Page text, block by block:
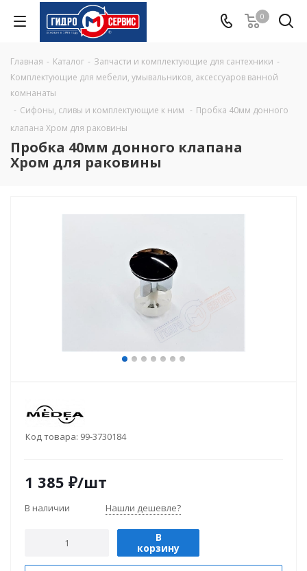
0
Главная - Каталог - Запчасти и комплектующие для сантехники -
Комплектующие для мебели, умывальников, аксессуаров ванной
комнанаты
- Сифоны, сливы и комплектующие к ним - Пробка 40мм донного
клапана Хром для раковины
Пробка 40мм донного клапана
Хром для раковины
Код товара: 99-3730184
1 385 ₽/шт
В наличии Нашли дешевле?
В
корзину